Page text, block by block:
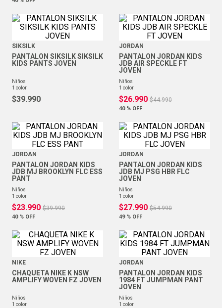
SIKSILK
PANTALON SIKSILK SIKSILK
KIDS PANTS JOVEN
niños
1 color
$39.990
JORDAN
PANTALON JORDAN KIDS
JDB AIR SPECKLE FT
JOVEN
niños
1 color
$26.990 $44.990
40 % OFF
JORDAN
PANTALON JORDAN KIDS
JDB MJ BROOKLYN FLC ESS
PANT
niños
1 color
$23.990 $39.990
40 % OFF
JORDAN
PANTALON JORDAN KIDS
JDB MJ PSG HBR FLC
JOVEN
niños
1 color
$27.990 $54.990
49 % OFF
NIKE
CHAQUETA NIKE K NSW
AMPLIFY WOVEN FZ JOVEN
niños
1 color
JORDAN
PANTALON JORDAN KIDS
1984 FT JUMPMAN PANT
JOVEN
niños
1 color